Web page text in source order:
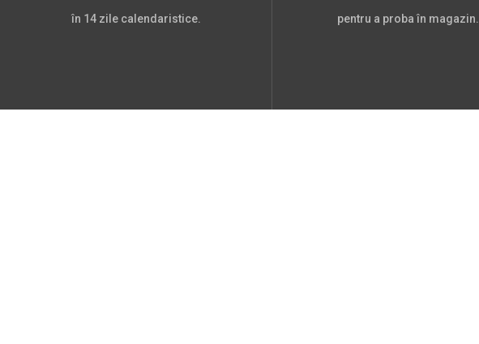
în 14 zile calendaristice. pentru a proba în magazin.